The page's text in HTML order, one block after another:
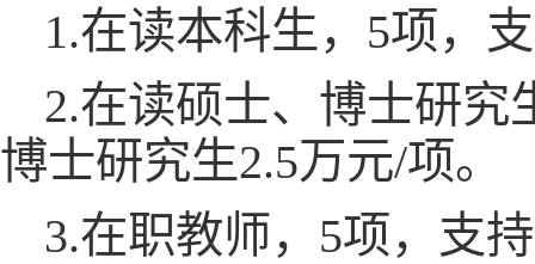
1.在读本科生，5项，
2.在读硕士、博士研究
博士研究生2.5万元/项。
3.在职教师，5项，支